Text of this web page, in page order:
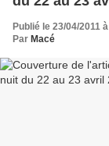
Publié le 23/04/2011
Par Macé